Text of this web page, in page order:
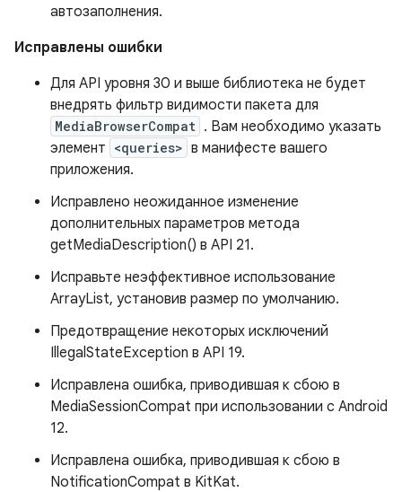
автозаполнения.
Исправлены ошибки
Для API уровня 30 и выше библиотека не будет
внедрять фильтр видимости пакета для
MediaBrowserCompat . Вам необходимо указать
элемент <queries> в манифесте вашего
приложения.
Исправлено неожиданное изменение
дополнительных параметров метода
getMediaDescription() в API 21.
Исправьте неэффективное использование
ArrayList, установив размер по умолчанию.
Предотвращение некоторых исключений
IllegalStateException в API 19.
Исправлена ​​ошибка, приводившая к сбою в
MediaSessionCompat при использовании с Android
12.
Исправлена ​​ошибка, приводившая к сбою в
NotificationCompat в KitKat.